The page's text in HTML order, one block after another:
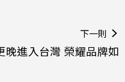
下一則
晚進入台灣 榮耀品牌如